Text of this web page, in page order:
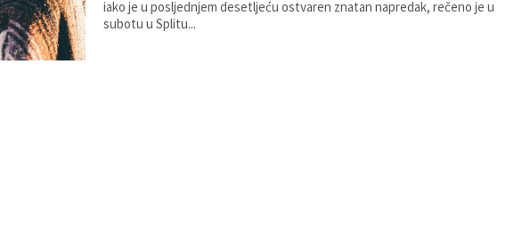
iako je u posljednjem desetljeću ostvaren znatan napredak, rečeno je u
subotu u Splitu...